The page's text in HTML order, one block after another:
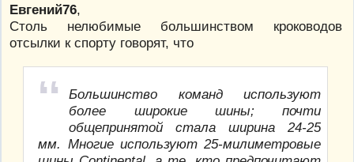
Евгений76,
Столь нелюбимые большинством кроководов
отсылки к спорту говорят, что
Большинство команд используют
более широкие шины; почти
общепринятой стала ширина 24-25
мм. Многие используют 25-милиметровые